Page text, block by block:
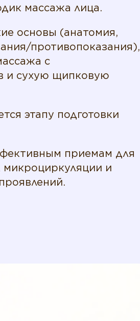
массажа лица.
основы (анатомия,
противопоказания),
с
и сухую щипковую
этапу подготовки
приемам для
и